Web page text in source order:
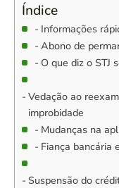
Índice
Informações
Abono de
O que diz o STJ
Vedação ao
improbidade
Mudanças na
Fiança bancária
Suspensão do